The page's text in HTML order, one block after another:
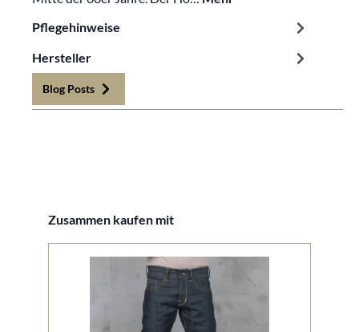
Pflegehinweise
Hersteller
Blog Posts
Produktgalerie überspringen
Zusammen kaufen mit